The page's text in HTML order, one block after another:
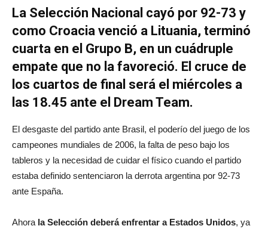
La Selección Nacional cayó por 92-73 y
como Croacia venció a Lituania, terminó
cuarta en el Grupo B, en un cuádruple
empate que no la favoreció. El cruce de
los cuartos de final será el miércoles a
las 18.45 ante el Dream Team.
El desgaste del partido ante Brasil, el poderío del juego de los
campeones mundiales de 2006, la falta de peso bajo los
tableros y la necesidad de cuidar el físico cuando el partido
estaba definido sentenciaron la derrota argentina por 92-73
ante España.
Ahora la Selección deberá enfrentar a Estados Unidos, ya